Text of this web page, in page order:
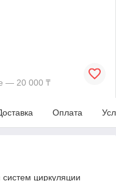
— 20 000 ₸
Оплата
циркуляции